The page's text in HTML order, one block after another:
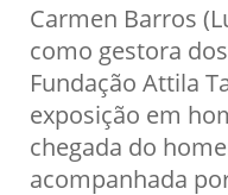
Carmen Barros
como gestora
Fundação Attila
exposição em
chegada do
acompanhada